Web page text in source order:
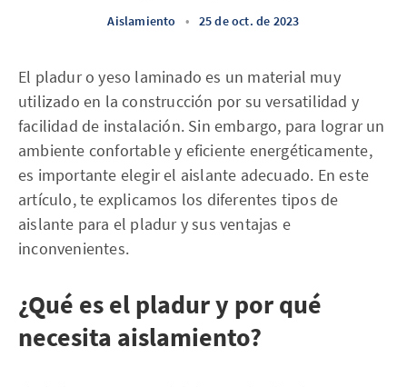
Aislamiento • 25 de oct. de 2023
El pladur o yeso laminado es un material muy
utilizado en la construcción por su versatilidad y
facilidad de instalación. Sin embargo, para lograr un
ambiente confortable y eficiente energéticamente,
es importante elegir el aislante adecuado. En este
artículo, te explicamos los diferentes tipos de
aislante para el pladur y sus ventajas e
inconvenientes.
¿Qué es el pladur y por qué
necesita aislamiento?